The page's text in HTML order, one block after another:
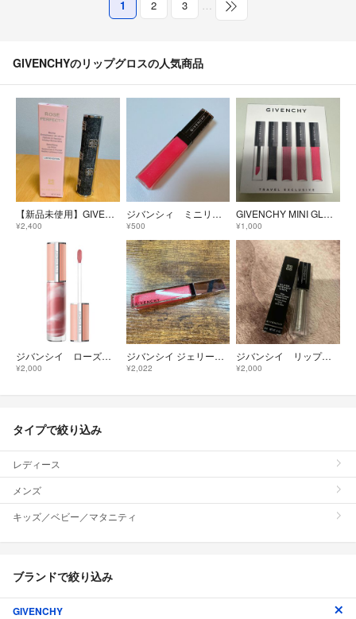
1 2 3 …
GIVENCHYのリップグロスの人気商品
【新品未使用】GIVENCHY ROSE PERFECTO102限定リップバーム
¥2,400
ジバンシィ ミニリップグロス
¥500
GIVENCHY MINI GLOSS
¥1,000
ジバンシイ ローズ・パーフェクト・リキッド No.210 ピンク・ヌード
¥2,000
ジバンシイ ジェリー・アンテルディ No.24 スパークリング・コーラル
¥2,022
ジバンシイ リップグロス
¥2,000
タイプで絞り込み
レディース
メンズ
キッズ／ベビー／マタニティ
ブランドで絞り込み
GIVENCHY